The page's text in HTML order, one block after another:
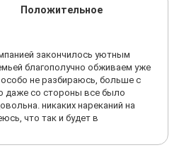
Положительное
закончилось уютным
благополучно обживаем уже
не разбираюсь, больше с
даже со стороны все было
никаких нареканий на
что так и будет в